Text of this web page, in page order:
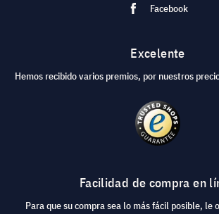
Facebook
Excelente
Hemos recibido varios premios, por nuestros
Facilidad de compra en
Para que su compra sea lo más fácil posible, le